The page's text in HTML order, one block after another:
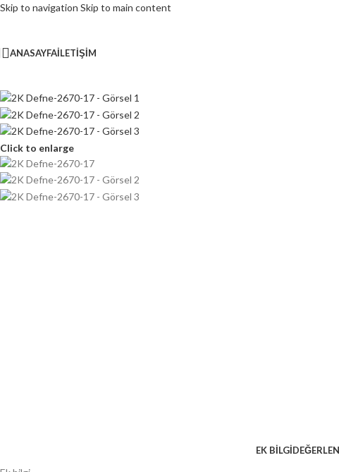
Skip to navigation Skip to main content
ANASAYFAİLETIŞIM
Click to enlarge
EK BILGI